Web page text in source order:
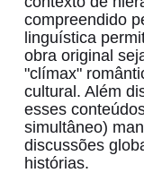
compreendido
linguística
obra original
"clímax"
cultural. Além
esses
simultâneo)
discussões
histórias.